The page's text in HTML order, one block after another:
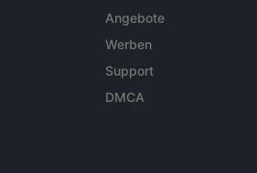
Angebote
Werben
Support
DMCA